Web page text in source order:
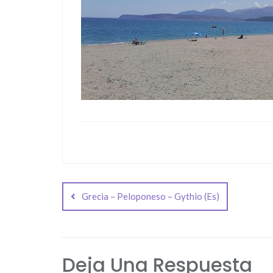
Navegación
deGrecia – Peloponeso – Gythio (Es)
Deja Una Respuesta